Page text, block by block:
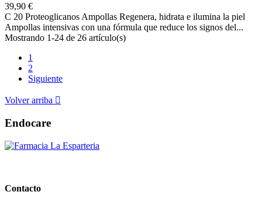
39,90 €
C 20 Proteoglicanos Ampollas Regenera, hidrata e ilumina la piel
Ampollas intensivas con una fórmula que reduce los signos del...
Mostrando 1-24 de 26 artículo(s)
1
2
Siguiente
Volver arriba 
Endocare
Contacto